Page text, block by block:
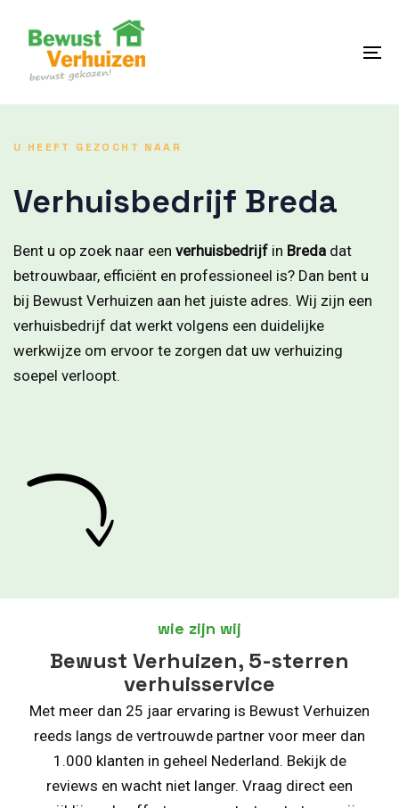
content
U HEEFT GEZOCHT NAAR
Verhuisbedrijf Breda
Bent u op zoek naar een verhuisbedrijf in Breda dat
betrouwbaar, efficiënt en professioneel is? Dan bent u
bij Bewust Verhuizen aan het juiste adres. Wij zijn een
verhuisbedrijf dat werkt volgens een duidelijke
werkwijze om ervoor te zorgen dat uw verhuizing
soepel verloopt.
wie zijn wij
Bewust Verhuizen, 5-sterren
verhuisservice
Met meer dan 25 jaar ervaring is Bewust Verhuizen
reeds langs de vertrouwde partner voor meer dan
1.000 klanten in geheel Nederland. Bekijk de
reviews en wacht niet langer. Vraag direct een